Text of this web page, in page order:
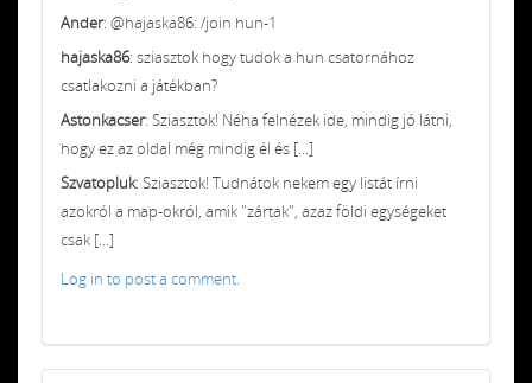
Ander: @hajaska86: /join hun-1
hajaska86: sziasztok hogy tudok a hun csatornához
csatlakozni a játékban?
Astonkacser: Sziasztok! Néha felnézek ide, mindig jó látni,
hogy ez az oldal még mindig él és [...]
Szvatopluk: Sziasztok! Tudnátok nekem egy listát írni
azokról a map-okról, amik "zártak", azaz földi egységeket
csak [...]
Log in to post a comment.